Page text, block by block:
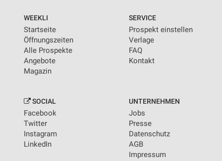
WEEKLI
Startseite
Öffnungszeiten
Alle Prospekte
Angebote
Magazin
SERVICE
Prospekt einstellen
Verlage
FAQ
Kontakt
SOCIAL
Facebook
Twitter
Instagram
LinkedIn
UNTERNEHMEN
Jobs
Presse
Datenschutz
AGB
Impressum